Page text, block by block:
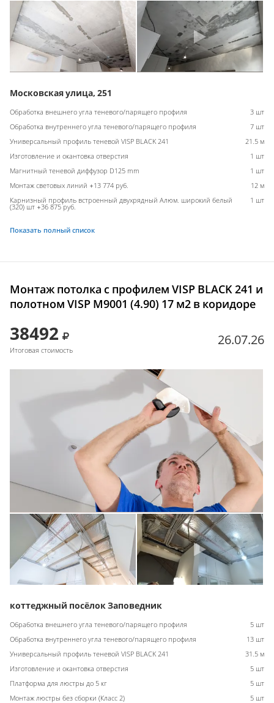
Московская улица, 251
Обработка внешнего угла теневого/парящего профиля
3 шт
Обработка внутреннего угла теневого/парящего профиля
7 шт
Универсальный профиль теневой VISP BLACK 241
21.5 м
Изготовление и окантовка отверстия
1 шт
Магнитный теневой диффузор D125 mm
1 шт
Монтаж световых линий +13 774 руб.
12 м
Карнизный профиль встроенный двухрядный Алюм. широкий белый
(320) шт +36 875 руб.
1 шт
Показать полный список
Монтаж потолка с профилем VISP BLACK 241 и
полотном VISP M9001 (4.90) 17 м2 в коридоре
38492
Итоговая стоимость
26.07.26
коттеджный посёлок Заповедник
Обработка внешнего угла теневого/парящего профиля
5 шт
Обработка внутреннего угла теневого/парящего профиля
13 шт
Универсальный профиль теневой VISP BLACK 241
31.5 м
Изготовление и окантовка отверстия
5 шт
Платформа для люстры до 5 кг
5 шт
Монтаж люстры без сборки (Класс 2)
5 шт